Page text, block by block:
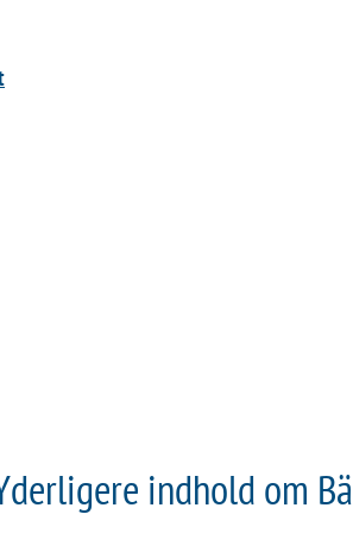
indhold om